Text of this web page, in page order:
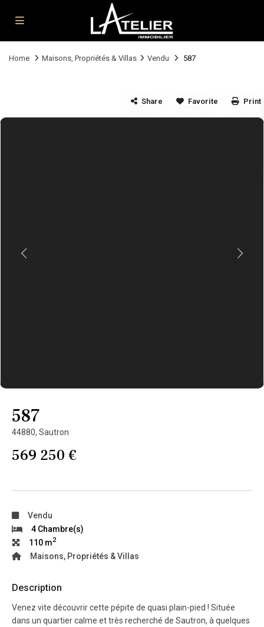
Home Maisons, Propriétés & Villas Vendu 587
Share Favorite Print
587
44880,Sautron
569 250 €
Vendu
4 Chambre(s)
110 m2
Maisons, Propriétés & Villas
Description
Venez vite découvrir cette pépite de quasi plain-pied ! Située
dans un quartier calme et très recherché de Sautron, à quelques